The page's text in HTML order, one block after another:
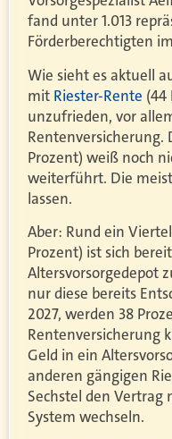
fand unter 1.013
Förderberechtigten
Wie sieht es aktuell
mit Riester-Rente (44
unzufrieden, vor
Rentenversicherung.
Prozent) weiß noch
weiterführt. Die
lassen.
Aber: Rund ein
Prozent) ist sich
Altersvorsorgedepot
nur diese bereits
2027, werden 38
Rentenversicherung
Geld in ein
anderen gängigen
Sechstel den Vertrag
System wechseln.